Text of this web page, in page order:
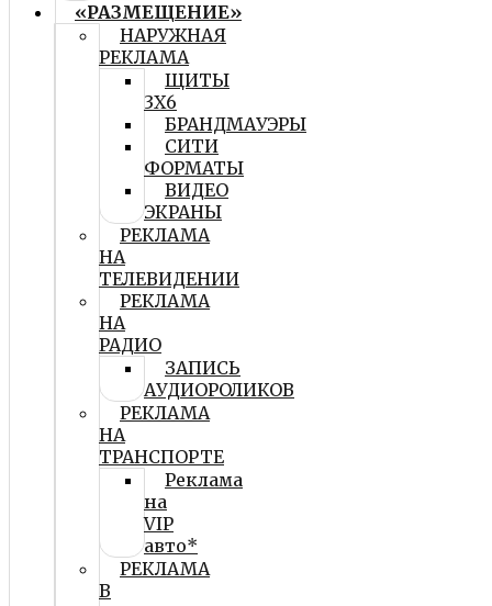
«РАЗМЕЩЕНИЕ»
НАРУЖНАЯ
РЕКЛАМА
ЩИТЫ
3Х6
БРАНДМАУЭРЫ
СИТИ
ФОРМАТЫ
ВИДЕО
ЭКРАНЫ
РЕКЛАМА
НА
ТЕЛЕВИДЕНИИ
РЕКЛАМА
НА
РАДИО
ЗАПИСЬ
АУДИОРОЛИКОВ
РЕКЛАМА
НА
ТРАНСПОРТЕ
Реклама
на
VIP
авто*
РЕКЛАМА
В